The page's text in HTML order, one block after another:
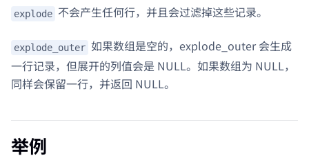
explode 不会产生任何行，并且会过滤掉这些记录。
explode_outer 如果数组是空的，explode_outer 会生成
一行记录，但展开的列值会是 NULL。如果数组为 NULL，
同样会保留一行，并返回 NULL。
举例